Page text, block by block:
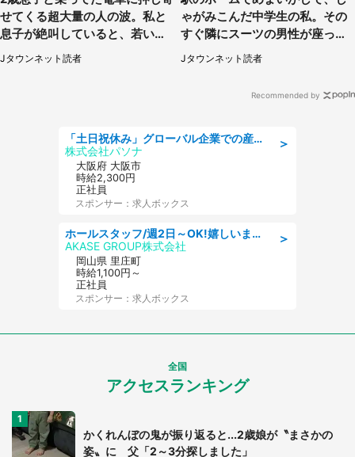
せてくる超大量の人の波。私と
息子が絶叫していると、若いカ
ップルの乗客が...（東京都・60
代女性）
Jタウンネット読者
ゃがみこんだ中学生の私。その
すぐ隣にスーツの男性が座って
きて（千葉県・20代女性）
Jタウンネット読者
Recommended by
＞
「土日祝休み」グローバル企業での産業保健のお仕事/保健師/高時給/残業なし/服装自由/要資格:保健師
株式会社パソナ
大阪府 大阪市
時給2,300円
正社員
スポンサー：求人ボックス
＞
ホールスタッフ/週2日～OK!嬉しいまかない付き/岡山県/浅口郡里庄町
AKASE GROUP株式会社
岡山県 里庄町
時給1,100円～
正社員
スポンサー：求人ボックス
全国
アクセスランキング
かくれんぼの鬼が振り返ると...2歳娘が〝まさかの
姿〟に 父「2～3分探しました」